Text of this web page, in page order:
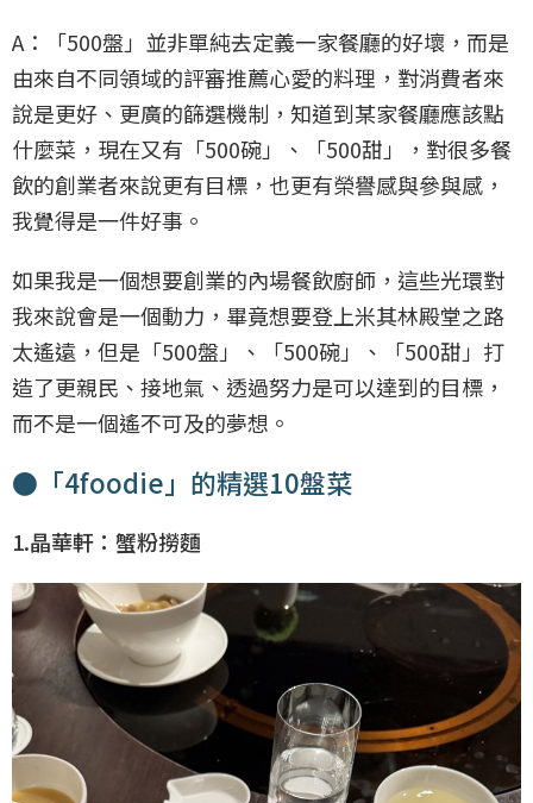
A：「500盤」並非單純去定義一家餐廳的好壞，而是
由來自不同領域的評審推薦心愛的料理，對消費者來
說是更好、更廣的篩選機制，知道到某家餐廳應該點
什麼菜，現在又有「500碗」、「500甜」，對很多餐
飲的創業者來說更有目標，也更有榮譽感與參與感，
我覺得是一件好事。
如果我是一個想要創業的內場餐飲廚師，這些光環對
我來說會是一個動力，畢竟想要登上米其林殿堂之路
太遙遠，但是「500盤」、「500碗」、「500甜」打
造了更親民、接地氣、透過努力是可以達到的目標，
而不是一個遙不可及的夢想。
●「4foodie」的精選10盤菜
1.晶華軒：蟹粉撈麵